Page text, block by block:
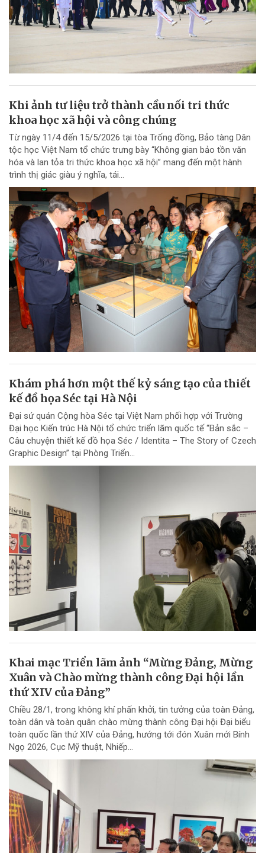
Khi ảnh tư liệu trở thành cầu nối tri thức
khoa học xã hội và công chúng
Từ ngày 11/4 đến 15/5/2026 tại tòa Trống đồng, Bảo tàng Dân
tộc học Việt Nam tổ chức trưng bày “Không gian bảo tồn văn
hóa và lan tỏa tri thức khoa học xã hội” mang đến một hành
trình thị giác giàu ý nghĩa, tái...
Khám phá hơn một thế kỷ sáng tạo của thiết
kế đồ họa Séc tại Hà Nội
Đại sứ quán Cộng hòa Séc tại Việt Nam phối hợp với Trường
Đại học Kiến trúc Hà Nội tổ chức triển lãm quốc tế “Bản sắc –
Câu chuyện thiết kế đồ họa Séc / Identita – The Story of Czech
Graphic Design” tại Phòng Triển...
Khai mạc Triển lãm ảnh “Mừng Đảng, Mừng
Xuân và Chào mừng thành công Đại hội lần
thứ XIV của Đảng”
Chiều 28/1, trong không khí phấn khởi, tin tưởng của toàn Đảng,
toàn dân và toàn quân chào mừng thành công Đại hội Đại biểu
toàn quốc lần thứ XIV của Đảng, hướng tới đón Xuân mới Bính
Ngọ 2026, Cục Mỹ thuật, Nhiếp...